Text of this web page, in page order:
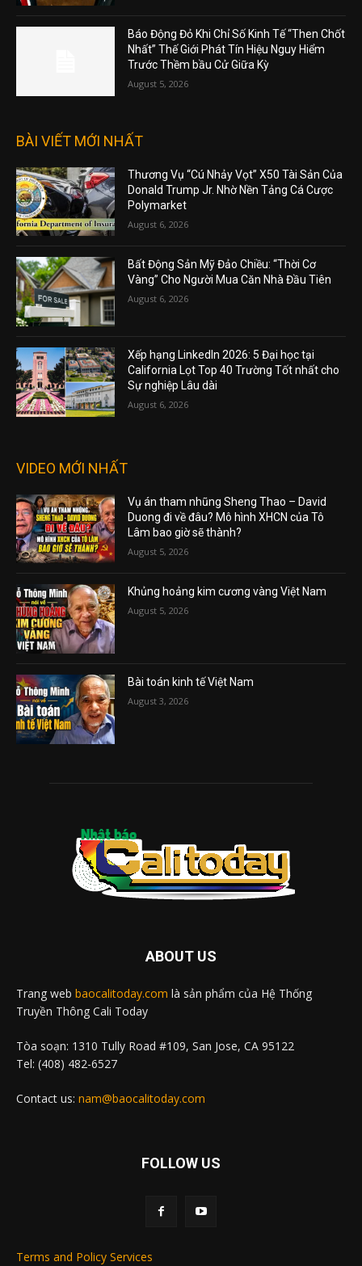
Báo Động Đỏ Khi Chỉ Số Kinh Tế “Then Chốt
Nhất” Thế Giới Phát Tín Hiệu Nguy Hiểm
Trước Thềm bầu Cử Giữa Kỳ
August 5, 2026
BÀI VIẾT MỚI NHẤT
Thương Vụ “Cú Nhảy Vọt” X50 Tài Sản Của
Donald Trump Jr. Nhờ Nền Tảng Cá Cược
Polymarket
August 6, 2026
Bất Động Sản Mỹ Đảo Chiều: “Thời Cơ
Vàng” Cho Người Mua Căn Nhà Đầu Tiên
August 6, 2026
Xếp hạng LinkedIn 2026: 5 Đại học tại
California Lọt Top 40 Trường Tốt nhất cho
Sự nghiệp Lâu dài
August 6, 2026
VIDEO MỚI NHẤT
Vụ án tham nhũng Sheng Thao – David
Duong đi về đâu? Mô hình XHCN của Tô
Lâm bao giờ sẽ thành?
August 5, 2026
Khủng hoảng kim cương vàng Việt Nam
August 5, 2026
Bài toán kinh tế Việt Nam
August 3, 2026
ABOUT US
Trang web baocalitoday.com là sản phẩm của Hệ Thống
Truyền Thông Cali Today
Tòa soạn: 1310 Tully Road #109, San Jose, CA 95122
Tel: (408) 482-6527
Contact us: nam@baocalitoday.com
FOLLOW US
Terms and Policy Services